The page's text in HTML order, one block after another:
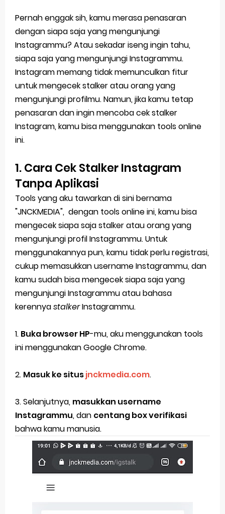
Pernah enggak sih, kamu merasa penasaran
dengan siapa saja yang mengunjungi
Instagrammu? Atau sekadar iseng ingin tahu,
siapa saja yang mengunjungi Instagrammu.
Instagram memang tidak memunculkan fitur
untuk mengecek stalker atau orang yang
mengunjungi profilmu. Namun, jika kamu tetap
penasaran dan ingin mencoba cek stalker
Instagram, kamu bisa menggunakan tools online
ini.
1. Cara Cek Stalker Instagram
Tanpa Aplikasi
Tools yang aku tawarkan di sini bernama
"JNCKMEDIA", dengan tools online ini, kamu bisa
mengecek siapa saja stalker atau orang yang
mengunjungi profil Instagrammu. Untuk
menggunakannya pun, kamu tidak perlu registrasi,
cukup memasukkan username Instagrammu, dan
kamu sudah bisa mengecek siapa saja yang
mengunjungi Instagrammu atau bahasa
kerennyastalkerInstagrammu.
1. Buka browser HP-mu, aku menggunakan tools
ini menggunakan Google Chrome.
2. Masuk ke situsjnckmedia.com.
3. Selanjutnya, masukkan username
Instagrammu, dan centang box verifikasi
bahwa kamu manusia.